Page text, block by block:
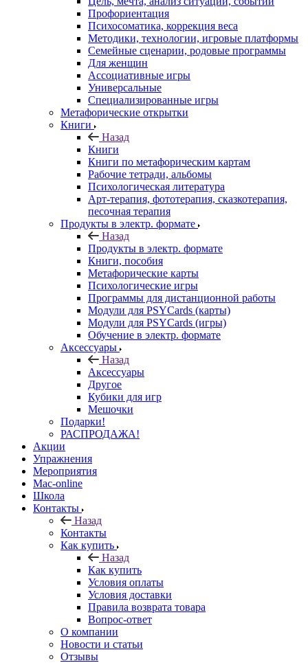
Профориентация
Психосоматика, коррекция веса
Методики, технологии, игровые платформы
Семейные сценарии, родовые программы
Для женщин
Ассоциативные игры
Универсальные
Специализированные игры
Метафорические открытки
Книги
Назад
Книги
Книги по метафорическим картам
Рабочие тетради, альбомы
Психологическая литература
Арт-терапия, фототерапия, сказкотерапия,
песочная терапия
Продукты в электр. формате
Назад
Продукты в электр. формате
Книги, пособия
Метафорические карты
Психологические игры
Программы для дистанционной работы
Модули для PSYCards (карты)
Модули для PSYCards (игры)
Обучение в электр. формате
Аксессуары
Назад
Аксессуары
Другое
Кубики для игр
Мешочки
Подарки!
РАСПРОДАЖА!
Акции
Упражнения
Мероприятия
Mac-online
Школа
Контакты
Назад
Контакты
Как купить
Назад
Как купить
Условия оплаты
Условия доставки
Правила возврата товара
Вопрос-ответ
О компании
Новости и статьи
Отзывы